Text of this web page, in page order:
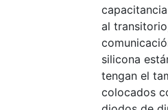
al
silicona
tengan el
colocados